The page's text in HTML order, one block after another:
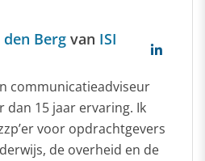
den Berg van ISI
communicatieadviseur
dan 15 jaar ervaring. Ik
voor opdrachtgevers
de overheid en de